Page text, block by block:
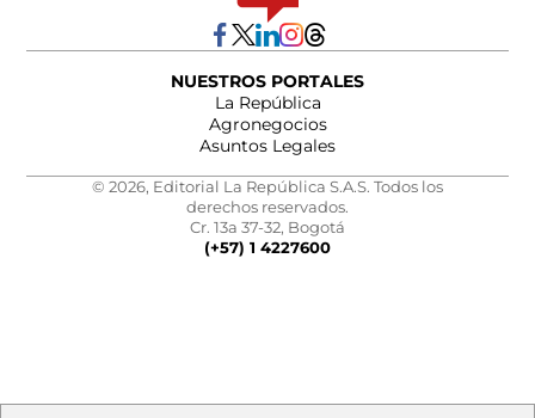
NUESTROS PORTALES
La República
Agronegocios
Asuntos Legales
© 2026, Editorial La República S.A.S. Todos los
derechos reservados.
Cr. 13a 37-32, Bogotá
(+57) 1 4227600